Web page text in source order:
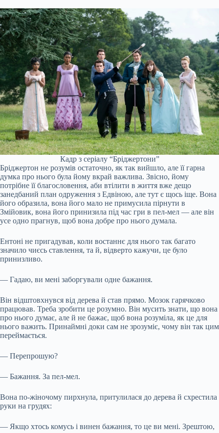
Кадр з серіалу “Бріджертони”
Бріджертон не розумів остаточно, як так вийшло, але її гарна
думка про нього була йому вкрай важлива. Звісно, йому
потрібне її благословення, аби втілити в життя вже дещо
занедбаний план одруження з Едвіною, але тут є щось іще. Вона
його образила, вона його мало не примусила пірнути в
Змійовик, вона його принизила під час гри в пел-мел — але він
усе одно прагнув, щоб вона добре про нього думала.
Ентоні не пригадував, коли востаннє для нього так багато
значило чиєсь ставлення, та й, відверто кажучи, це було
принизливо.
— Гадаю, ви мені заборгували одне бажання.
Він відштовхнувся від дерева й став прямо. Мозок гарячково
працював. Треба зробити це розумно. Він мусить знати, що вона
про нього думає, але й не бажає, щоб вона розуміла, як це для
нього важить. Принаймні доки сам не зрозуміє, чому він так цим
переймається.
— Перепрошую?
— Бажання. За пел-мел.
Вона по-жіночому пирхнула, притулилася до дерева й схрестила
руки на грудях:
— Якщо хтось комусь і винен бажання, то це ви мені. Зрештою,